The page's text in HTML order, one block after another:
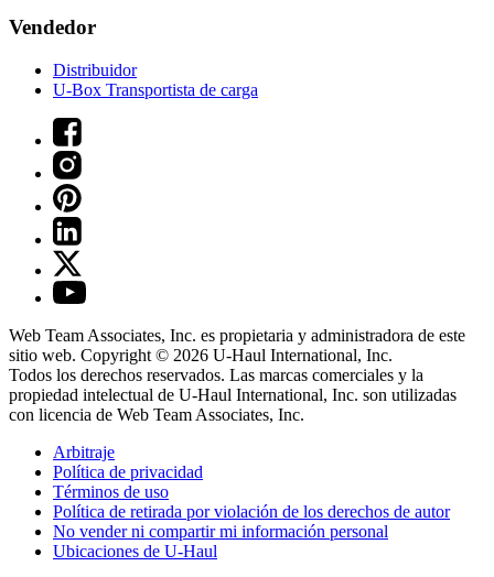
Vendedor
Distribuidor
U-Box Transportista de carga
Web Team Associates, Inc. es propietaria y administradora de este
sitio web. Copyright © 2026 U-Haul International, Inc.
Todos los derechos reservados. Las marcas comerciales y la
propiedad intelectual de U-Haul International, Inc. son utilizadas
con licencia de Web Team Associates, Inc.
Arbitraje
Política de privacidad
Términos de uso
Política de retirada por violación de los derechos de autor
No vender ni compartir mi información personal
Ubicaciones de U-Haul